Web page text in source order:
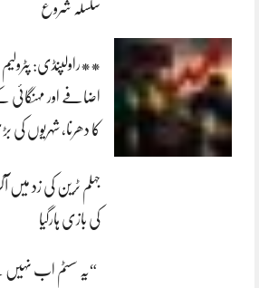
سلسلہ شروع
**راولپنڈی:
اضافے اور
کا دھرنا، شہریوں
جہلم ٹرین کی زد میں
کی بازی ہارگیا
“یہ سسٹم اب نہیں